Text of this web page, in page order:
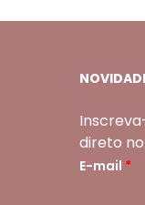
direto
E-mail *